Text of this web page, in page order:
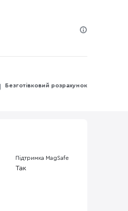
Безготівковий розрахунок
Підтримка MagSafe
Так